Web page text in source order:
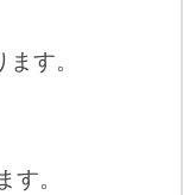
す。
。